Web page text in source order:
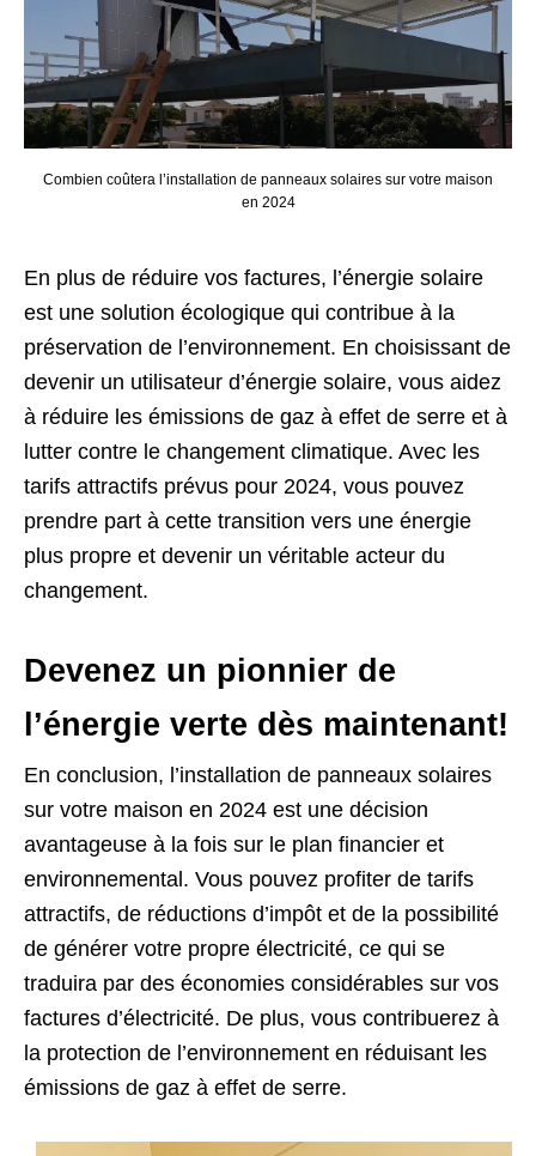
Combien coûtera l’installation de panneaux solaires sur votre maison
en 2024
En plus de réduire vos factures, l’énergie solaire
est une solution écologique qui contribue à la
préservation de l’environnement. En choisissant de
devenir un utilisateur d’énergie solaire, vous aidez
à réduire les émissions de gaz à effet de serre et à
lutter contre le changement climatique. Avec les
tarifs attractifs prévus pour 2024, vous pouvez
prendre part à cette transition vers une énergie
plus propre et devenir un véritable acteur du
changement.
Devenez un pionnier de
l’énergie verte dès maintenant!
En conclusion, l’installation de panneaux solaires
sur votre maison en 2024 est une décision
avantageuse à la fois sur le plan financier et
environnemental. Vous pouvez profiter de tarifs
attractifs, de réductions d’impôt et de la possibilité
de générer votre propre électricité, ce qui se
traduira par des économies considérables sur vos
factures d’électricité. De plus, vous contribuerez à
la protection de l’environnement en réduisant les
émissions de gaz à effet de serre.